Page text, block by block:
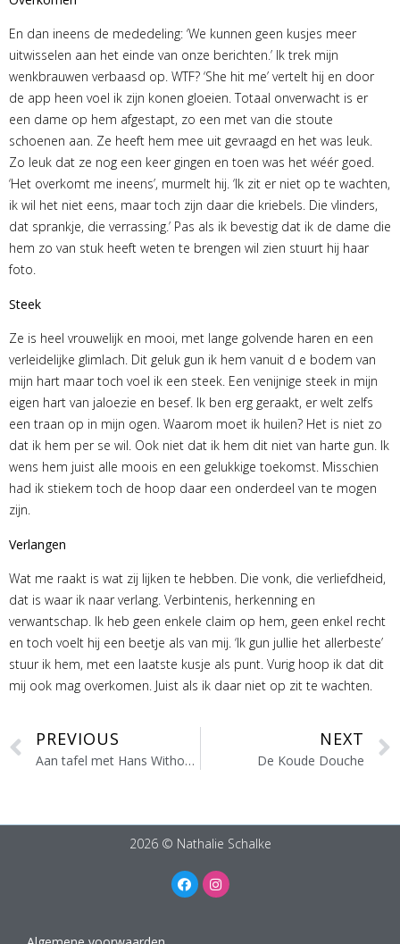
En dan ineens de mededeling: ‘We kunnen geen kusjes meer
uitwisselen aan het einde van onze berichten.’ Ik trek mijn
wenkbrauwen verbaasd op. WTF? ‘She hit me’ vertelt hij en door
de app heen voel ik zijn konen gloeien. Totaal onverwacht is er
een dame op hem afgestapt, zo een met van die stoute
schoenen aan. Ze heeft hem mee uit gevraagd en het was leuk.
Zo leuk dat ze nog een keer gingen en toen was het wéér goed.
‘Het overkomt me ineens’, murmelt hij. ‘Ik zit er niet op te wachten,
ik wil het niet eens, maar toch zijn daar die kriebels. Die vlinders,
dat sprankje, die verrassing.’ Pas als ik bevestig dat ik de dame die
hem zo van stuk heeft weten te brengen wil zien stuurt hij haar
foto.
Steek
Ze is heel vrouwelijk en mooi, met lange golvende haren en een
verleidelijke glimlach. Dit geluk gun ik hem vanuit d e bodem van
mijn hart maar toch voel ik een steek. Een venijnige steek in mijn
eigen hart van jaloezie en besef. Ik ben erg geraakt, er welt zelfs
een traan op in mijn ogen. Waarom moet ik huilen? Het is niet zo
dat ik hem per se wil. Ook niet dat ik hem dit niet van harte gun. Ik
wens hem juist alle moois en een gelukkige toekomst. Misschien
had ik stiekem toch de hoop daar een onderdeel van te mogen
zijn.
Verlangen
Wat me raakt is wat zij lijken te hebben. Die vonk, die verliefdheid,
dat is waar ik naar verlang. Verbintenis, herkenning en
verwantschap. Ik heb geen enkele claim op hem, geen enkel recht
en toch voelt hij een beetje als van mij. ‘Ik gun jullie het allerbeste’
stuur ik hem, met een laatste kusje als punt. Vurig hoop ik dat dit
mij ook mag overkomen. Juist als ik daar niet op zit te wachten.
PREVIOUS
Aan tafel met Hans Withoos bij Oogenlust
NEXT
De Koude Douche
2026 © Nathalie Schalke